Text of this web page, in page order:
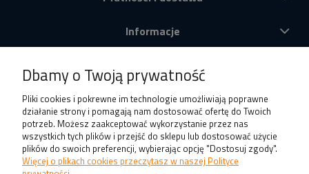
Informacje
Produkty
Dbamy o Twoją prywatność
Pliki cookies i pokrewne im technologie umożliwiają poprawne
działanie strony i pomagają nam dostosować ofertę do Twoich
potrzeb. Możesz zaakceptować wykorzystanie przez nas
wszystkich tych plików i przejść do sklepu lub dostosować użycie
plików do swoich preferencji, wybierając opcję "Dostosuj zgody".
Więcej o plikach cookies przeczytasz w naszej Polityce